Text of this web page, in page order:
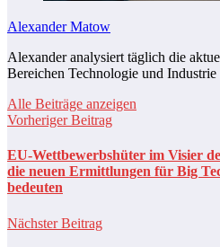
Alexander Matow
Alexander analysiert täglich die
Bereichen Technologie und Industrie
Alle Beiträge anzeigen
Vorheriger Beitrag
EU-Wettbewerbshüter im Visier
die neuen Ermittlungen für Big
bedeuten
Nächster Beitrag